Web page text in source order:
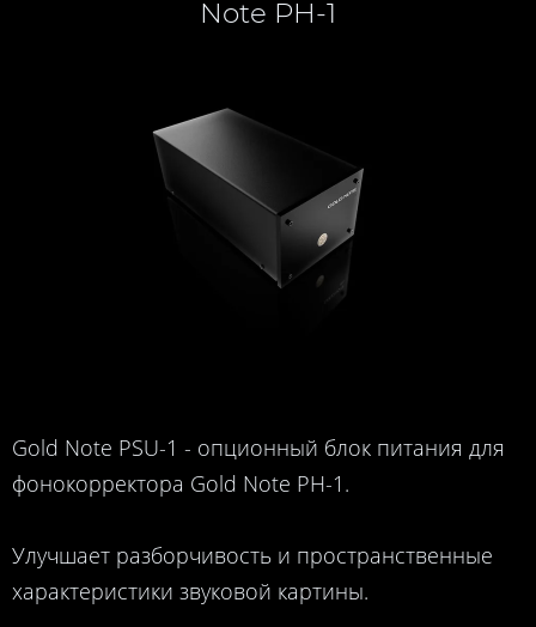
Note PH-1
Gold Note PSU-1 - опционный блок питания для
фонокорректора Gold Note PH-1.
Улучшает разборчивость и пространственные
характеристики звуковой картины.